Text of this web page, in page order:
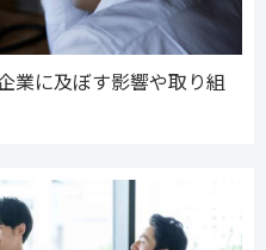
業に及ぼす影響や取り組